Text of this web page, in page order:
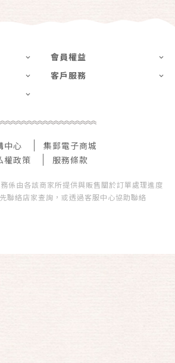
會員權益
客戶服務
中心
集郵電子商城
權政策
服務條款
係由各該商家所提供與販售關於訂單處理進度
聯絡店家查詢，或透過客服中心協助聯絡